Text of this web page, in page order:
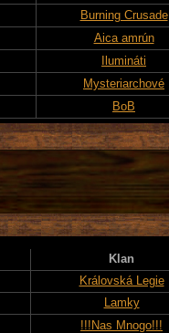
Burning Crusade
Aica amrún
Ilumináti
Mysteriarchové
BoB
Klan
Královská Legie
Lamky
!!!Nas Mnogo!!!